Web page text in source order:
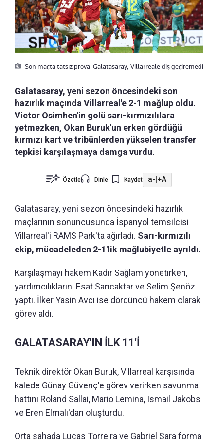
Son maçta tatsız prova! Galatasaray, Villarreale diş geçiremedi
Galatasaray, yeni sezon öncesindeki son
hazırlık maçında Villarreal'e 2-1 mağlup oldu.
Victor Osimhen'in golü sarı-kırmızılılara
yetmezken, Okan Buruk'un erken gördüğü
kırmızı kart ve tribünlerden yükselen transfer
tepkisi karşılaşmaya damga vurdu.
Özetle Dinle Kaydet a-|+A
Galatasaray, yeni sezon öncesindeki hazırlık
maçlarının sonuncusunda İspanyol temsilcisi
Villarreal'i RAMS Park'ta ağırladı. Sarı-kırmızılı
ekip, mücadeleden 2-1'lik mağlubiyetle ayrıldı.
Karşılaşmayı hakem Kadir Sağlam yönetirken,
yardımcılıklarını Esat Sancaktar ve Selim Şenöz
yaptı. İlker Yasin Avcı ise dördüncü hakem olarak
görev aldı.
GALATASARAY'IN İLK 11'İ
Teknik direktör Okan Buruk, Villarreal karşısında
kalede Günay Güvenç'e görev verirken savunma
hattını Roland Sallai, Mario Lemina, Ismail Jakobs
ve Eren Elmalı'dan oluşturdu.
Orta sahada Lucas Torreira ve Gabriel Sara forma